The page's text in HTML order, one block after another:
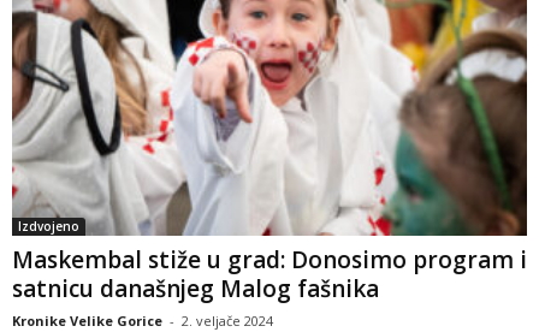
Izdvojeno
Maskembal stiže u grad: Donosimo program i
satnicu današnjeg Malog fašnika
Kronike Velike Gorice - 2. veljače 2024